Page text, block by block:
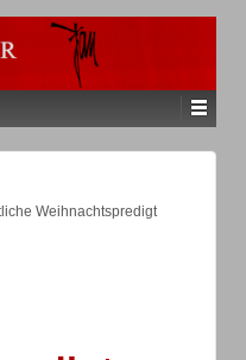
Weihnachtspredigt